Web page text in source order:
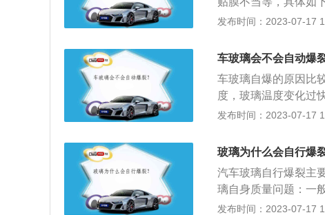
若冷却风扇损坏较严
时，会排水或排水管
问题，造成不必要的
果出现前挡风玻璃自
裂痕可以进行修复，
力和抗弯能力很好而
时，也存在玻璃产生
的可能性。
发布时间：2023-07-17
车玻璃会不会自动爆
车玻璃自爆的原因比
度，玻璃温度变化过
都是一样的哪怕再大
个原因：1、玻璃自
3、玻璃膜冷热变量过
发布时间：2023-07-17
玻璃为什么会自行爆
汽车玻璃自行爆裂主
璃自身质量问题：一
越少，钢化处理不良
发布时间：2023-07-17